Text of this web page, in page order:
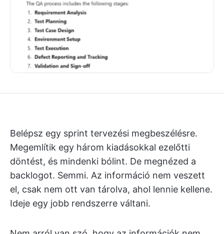
Belépsz egy sprint tervezési megbeszélésre.
Megemlítik egy három kiadásokkal ezelőtti
döntést, és mindenki bólint. De megnézed a
backlogot. Semmi. Az információ nem veszett
el, csak nem ott van tárolva, ahol lennie kellene.
Ideje egy jobb rendszerre váltani.